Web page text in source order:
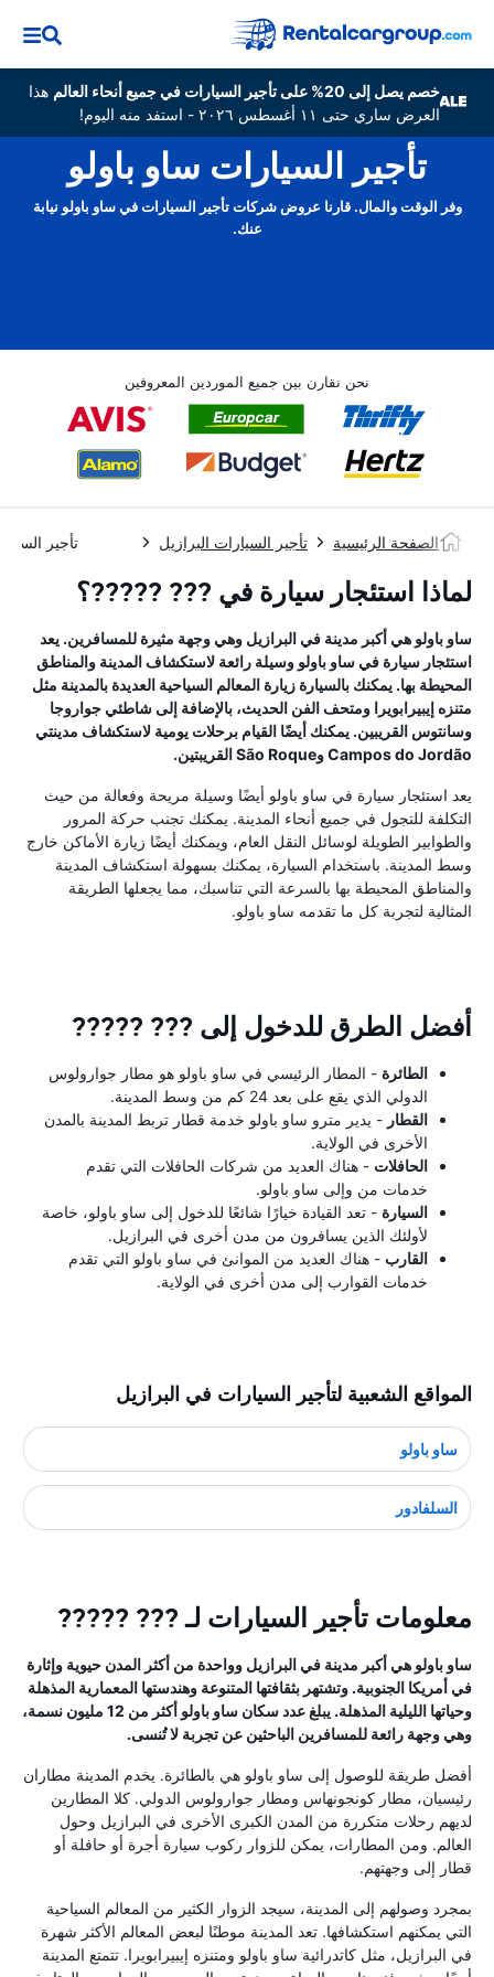
خصم يصل إلى 20% على تأجير السيارات في جميع أنحاء العالم
هذا
العرض ساري حتى ١١ أغسطس ٢٠٢٦ - استفد منه اليوم!
تأجير السيارات ساو باولو
وفر الوقت والمال. قارنا عروض شركات تأجير السيارات في ساو باولو نيابة
عنك.
نحن نقارن بين جميع الموردين المعروفين
الصفحة الرئيسية تأجير السيارات البرازيل تأجير
لماذا استئجار سيارة في ??? ?????؟
ساو باولو هي أكبر مدينة في البرازيل وهي وجهة مثيرة للمسافرين. يعد
استئجار سيارة في ساو باولو وسيلة رائعة لاستكشاف المدينة والمناطق
المحيطة بها. يمكنك بالسيارة زيارة المعالم السياحية العديدة بالمدينة مثل
متنزه إيبيرابويرا ومتحف الفن الحديث، بالإضافة إلى شاطئي جواروجا
وسانتوس القريبين. يمكنك أيضًا القيام برحلات يومية لاستكشاف مدينتي
Campos do Jordão وSão Roque القريبتين.
يعد استئجار سيارة في ساو باولو أيضًا وسيلة مريحة وفعالة من حيث
التكلفة للتجول في جميع أنحاء المدينة. يمكنك تجنب حركة المرور
والطوابير الطويلة لوسائل النقل العام، ويمكنك أيضًا زيارة الأماكن خارج
وسط المدينة. باستخدام السيارة، يمكنك بسهولة استكشاف المدينة
والمناطق المحيطة بها بالسرعة التي تناسبك، مما يجعلها الطريقة
المثالية لتجربة كل ما تقدمه ساو باولو.
أفضل الطرق للدخول إلى ??? ?????
الطائرة - المطار الرئيسي في ساو باولو هو مطار جوارولوس
الدولي الذي يقع على بعد 24 كم من وسط المدينة.
القطار - يدير مترو ساو باولو خدمة قطار تربط المدينة بالمدن
الأخرى في الولاية.
الحافلات - هناك العديد من شركات الحافلات التي تقدم
خدمات من وإلى ساو باولو.
السيارة - تعد القيادة خيارًا شائعًا للدخول إلى ساو باولو، خاصة
لأولئك الذين يسافرون من مدن أخرى في البرازيل.
القارب - هناك العديد من الموانئ في ساو باولو التي تقدم
خدمات القوارب إلى مدن أخرى في الولاية.
المواقع الشعبية لتأجير السيارات في البرازيل
ساو باولو
السلفادور
معلومات تأجير السيارات لـ ??? ?????
ساو باولو هي أكبر مدينة في البرازيل وواحدة من أكثر المدن حيوية وإثارة
في أمريكا الجنوبية. وتشتهر بثقافتها المتنوعة وهندستها المعمارية المذهلة
وحياتها الليلية المذهلة. يبلغ عدد سكان ساو باولو أكثر من 12 مليون نسمة،
وهي وجهة رائعة للمسافرين الباحثين عن تجربة لا تُنسى.
أفضل طريقة للوصول إلى ساو باولو هي بالطائرة. يخدم المدينة مطاران
رئيسيان، مطار كونجونهاس ومطار جوارولوس الدولي. كلا المطارين
لديهم رحلات متكررة من المدن الكبرى الأخرى في البرازيل وحول
العالم. ومن المطارات، يمكن للزوار ركوب سيارة أجرة أو حافلة أو
قطار إلى وجهتهم.
بمجرد وصولهم إلى المدينة، سيجد الزوار الكثير من المعالم السياحية
التي يمكنهم استكشافها. تعد المدينة موطنًا لبعض المعالم الأكثر شهرة
في البرازيل، مثل كاتدرائية ساو باولو ومتنزه إيبيرابويرا. تتمتع المدينة